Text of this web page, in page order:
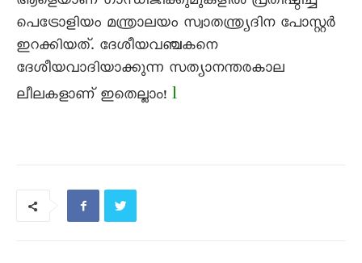
പെട്രോളിയം മന്ത്രാലയം സ്വാതന്ത്ര്യദിന പോസ്റ്റർ
ഇറക്കിയത്. ദേശീയവഞ്ചകനെ
ദേശീയവാദിയാക്കുന്ന സത്യാനന്തരകാല
ലീലകളാണ് ഇതെല്ലാം! l